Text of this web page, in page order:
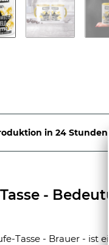
in 24 Stunden
-
Tasse - Brauer - ist